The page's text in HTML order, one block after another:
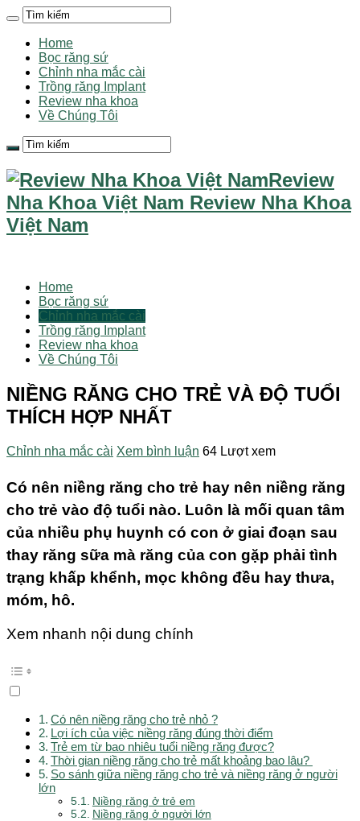
Home
Bọc răng sứ
Chỉnh nha mắc cài
Trồng răng Implant
Review nha khoa
Về Chúng Tôi
Review
Nha Khoa Việt Nam Review Nha Khoa
Việt Nam
Home
Bọc răng sứ
Chỉnh nha mắc cài
Trồng răng Implant
Review nha khoa
Về Chúng Tôi
NIỀNG RĂNG CHO TRẺ VÀ ĐỘ TUỔI
THÍCH HỢP NHẤT
Chỉnh nha mắc cài Xem bình luận 64 Lượt xem
Có nên niềng răng cho trẻ hay nên niềng răng
cho trẻ vào độ tuổi nào. Luôn là mối quan tâm
của nhiều phụ huynh có con ở giai đoạn sau
thay răng sữa mà răng của con gặp phải tình
trạng khấp khểnh, mọc không đều hay thưa,
móm, hô.
Xem nhanh nội dung chính
Có nên niềng răng cho trẻ nhỏ ?
Lợi ích của việc niềng răng đúng thời điểm
Trẻ em từ bao nhiêu tuổi niềng răng được?
Thời gian niềng răng cho trẻ mất khoảng bao lâu?
So sánh giữa niềng răng cho trẻ và niềng răng ở người
lớn
Niềng răng ở trẻ em
Niềng răng ở người lớn